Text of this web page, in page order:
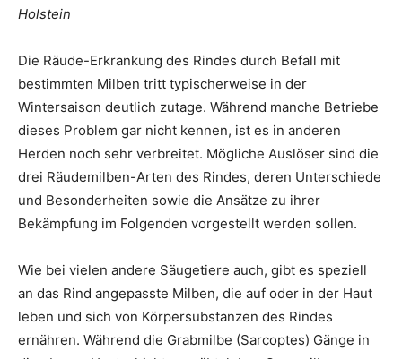
Holstein
Die Räude-Erkrankung des Rindes durch Befall mit
bestimmten Milben tritt typischerweise in der
Wintersaison deutlich zutage. Während manche Betriebe
dieses Problem gar nicht kennen, ist es in anderen
Herden noch sehr verbreitet. Mögliche Auslöser sind die
drei Räudemilben-Arten des Rindes, deren Unterschiede
und Besonderheiten sowie die Ansätze zu ihrer
Bekämpfung im Folgenden vorgestellt werden sollen.
Wie bei vielen andere Säugetiere auch, gibt es speziell
an das Rind angepasste Milben, die auf oder in der Haut
leben und sich von Körpersubstanzen des Rindes
ernähren. Während die Grabmilbe (Sarcoptes) Gänge in